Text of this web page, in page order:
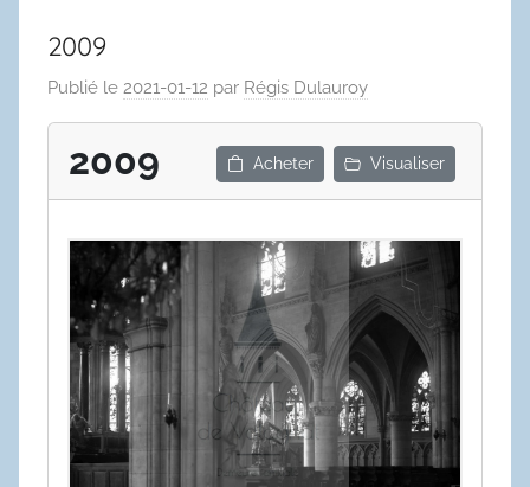
2009
Publié le 2021-01-12 par Régis Dulauroy
2009 Acheter Visualiser